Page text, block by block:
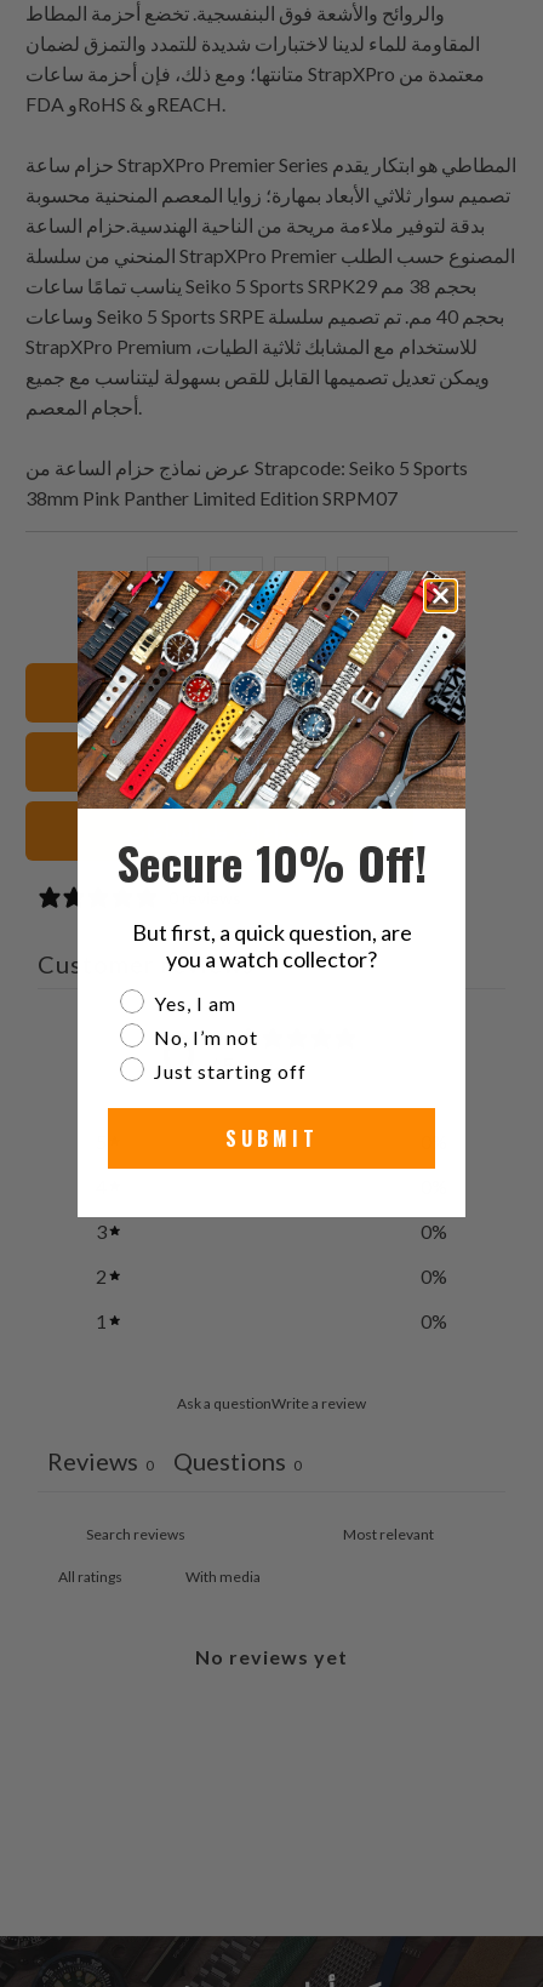
والروائح والأشعة فوق البنفسجية. تخضع أحزمة المطاط
المقاومة للماء لدينا لاختبارات شديدة للتمدد والتمزق لضمان
متانتها؛ ومع ذلك، فإن أحزمة ساعات StrapXPro معتمدة من
FDA وRoHS & وREACH.
حزام ساعة StrapXPro Premier Series المطاطي هو ابتكار يقدم
تصميم سوار ثلاثي الأبعاد بمهارة؛ زوايا المعصم المنحنية محسوبة
بدقة لتوفير ملاءمة مريحة من الناحية الهندسية.حزام الساعة
المنحني من سلسلة StrapXPro Premier المصنوع حسب الطلب
يناسب تمامًا ساعات Seiko 5 Sports SRPK29 بحجم 38 مم
وساعات Seiko 5 Sports SRPE بحجم 40 مم. تم تصميم سلسلة
StrapXPro Premium للاستخدام مع المشابك ثلاثية الطيات،
ويمكن تعديل تصميمها القابل للقص بسهولة ليتناسب مع جميع
أحجام المعصم.
عرض نماذج حزام الساعة منStrapcode: Seiko 5 Sports
38mm Pink Panther Limited Edition SRPM07
شارك
هذا
على
تويتر
شارك
هذا
على
فيسبوك
شارك
هذا
على
بينتيريست
البريد
الإلكتروني
هذا
إلى
صديق
20mm أساور الساعات
مطاط FKM أشرطة الساعات
Customer reviews
0 / 50 reviews
3
0%
2
0%
1
0%
Ask a questionWrite a review
Reviews 0 Questions 0
With media
No reviews yet
Secure 10% Off!
But first, a quick question, are
you a watch collector?
Are you a watch collector?
Yes, I am
No, I’m not
Just starting off
SUBMIT